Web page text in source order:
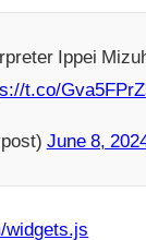
Ippei
t.co/
June 8,
widgets.js